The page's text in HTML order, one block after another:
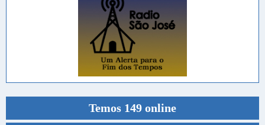
Temos 149 online